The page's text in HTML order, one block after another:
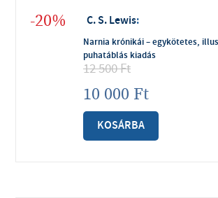
-20% C. S. Lewis:
Narnia krónikái – egykötetes,
puhatáblás kiadás
12 500Ft
10 000 Ft
KOSÁRBA